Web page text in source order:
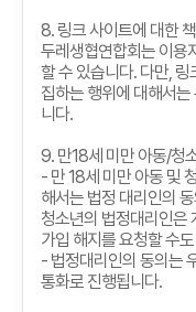
8. 링크 사이트에 대한
두레생협연합회는 이용
할 수 있습니다. 다만, 링
집하는 행위에 대해서는
니다.
9. 만18세 미만 아동/청
- 만18세 미만 아동 및
해서는 법정 대리인의
청소년의 법정대리인은
가입 해지를 요청할 수
- 법정대리인의 동의는
통화로 진행됩니다.